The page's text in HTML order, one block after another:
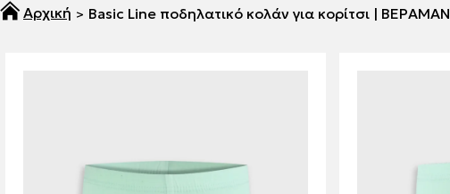
Basic Line ποδηλατικό κολάν για κορίτσι | ΒΕΡΑΜΑΝ